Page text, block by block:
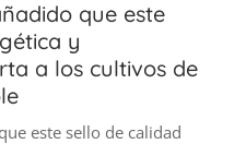
que este
y
a los cultivos de
este sello de calidad